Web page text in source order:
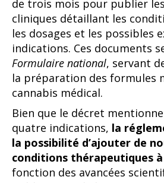
de trois mois pour publier
cliniques détaillant les
les dosages et les possibles
indications. Ces documents
Formulaire national, servant
la préparation des formules
cannabis médical.
Bien que le décret
quatre indications, la
la possibilité d’ajouter de
conditions thérapeutiques à
fonction des avancées